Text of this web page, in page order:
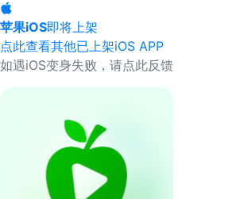
苹果iOS即将上架
点此查看其他已上架iOS APP
如遇iOS变身失败，请点此反馈